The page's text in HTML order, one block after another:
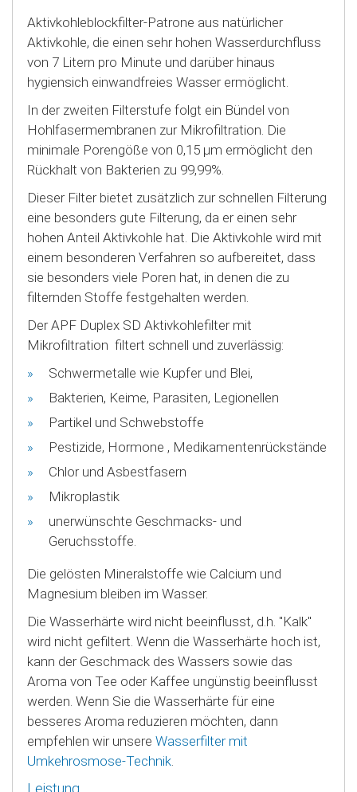
Aktivkohleblockfilter-Patrone aus natürlicher
Aktivkohle, die einen sehr hohen Wasserdurchfluss
von 7 Litern pro Minute und darüber hinaus
hygiensich einwandfreies Wasser ermöglicht.
In der zweiten Filterstufe folgt ein Bündel von
Hohlfasermembranen zur Mikrofiltration. Die
minimale Porengöße von 0,15 µm ermöglicht den
Rückhalt von Bakterien zu 99,99%.
Dieser Filter bietet zusätzlich zur schnellen Filterung
eine besonders gute Filterung, da er einen sehr
hohen Anteil Aktivkohle hat. Die Aktivkohle wird mit
einem besonderen Verfahren so aufbereitet, dass
sie besonders viele Poren hat, in denen die zu
filternden Stoffe festgehalten werden.
Der APF Duplex SD Aktivkohlefilter mit
Mikrofiltration filtert schnell und zuverlässig:
Schwermetalle wie Kupfer und Blei,
Bakterien, Keime, Parasiten, Legionellen
Partikel und Schwebstoffe
Pestizide, Hormone , Medikamentenrückstände
Chlor und Asbestfasern
Mikroplastik
unerwünschte Geschmacks- und
Geruchsstoffe.
Die gelösten Mineralstoffe wie Calcium und
Magnesium bleiben im Wasser.
Die Wasserhärte wird nicht beeinflusst, d.h. "Kalk"
wird nicht gefiltert. Wenn die Wasserhärte hoch ist,
kann der Geschmack des Wassers sowie das
Aroma von Tee oder Kaffee ungünstig beeinflusst
werden. Wenn Sie die Wasserhärte für eine
besseres Aroma reduzieren möchten, dann
empfehlen wir unsere Wasserfilter mit
Umkehrosmose-Technik
Leistung